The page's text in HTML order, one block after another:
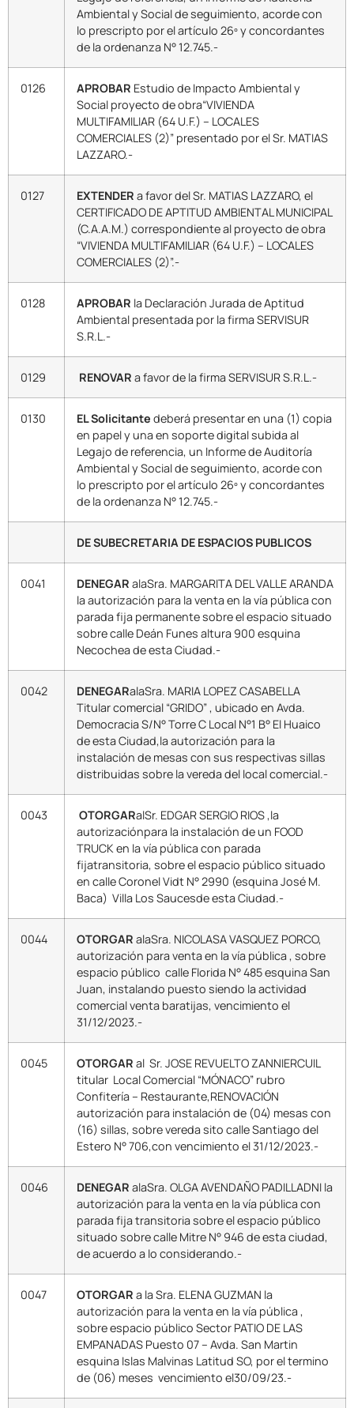
Ambiental y Social de seguimiento, acorde con
lo prescripto por el artículo 26º y concordantes
de la ordenanza N° 12.745.-
0126 APROBAR Estudio de Impacto Ambiental y
Social proyecto de obra“VIVIENDA
MULTIFAMILIAR (64 U.F.) – LOCALES
COMERCIALES (2)” presentado por el Sr. MATIAS
LAZZARO.-
0127 EXTENDER a favor del Sr. MATIAS LAZZARO, el
CERTIFICADO DE APTITUD AMBIENTAL MUNICIPAL
(C.A.A.M.) correspondiente al proyecto de obra
“VIVIENDA MULTIFAMILIAR (64 U.F.) – LOCALES
COMERCIALES (2)”.-
0128 APROBAR la Declaración Jurada de Aptitud
Ambiental presentada por la firma SERVISUR
S.R.L.-
0129 RENOVAR a favor de la firma SERVISUR S.R.L.-
0130 EL Solicitante deberá presentar en una (1) copia
en papel y una en soporte digital subida al
Legajo de referencia, un Informe de Auditoría
Ambiental y Social de seguimiento, acorde con
lo prescripto por el artículo 26º y concordantes
de la ordenanza N° 12.745.-
DE SUBECRETARIA DE ESPACIOS PUBLICOS
0041 DENEGAR alaSra. MARGARITA DEL VALLE ARANDA
la autorización para la venta en la vía pública con
parada fija permanente sobre el espacio situado
sobre calle Deán Funes altura 900 esquina
Necochea de esta Ciudad.-
0042 DENEGARalaSra. MARIA LOPEZ CASABELLA
Titular comercial “GRIDO” , ubicado en Avda.
Democracia S/N° Torre C Local N°1 B° El Huaico
de esta Ciudad,la autorización para la
instalación de mesas con sus respectivas sillas
distribuidas sobre la vereda del local comercial.-
0043 OTORGARalSr. EDGAR SERGIO RIOS ,la
autorizaciónpara la instalación de un FOOD
TRUCK en la vía pública con parada
fijatransitoria, sobre el espacio público situado
en calle Coronel Vidt N° 2990 (esquina José M.
Baca) Villa Los Saucesde esta Ciudad.-
0044 OTORGAR alaSra. NICOLASA VASQUEZ PORCO,
autorización para venta en la vía pública , sobre
espacio público calle Florida N° 485 esquina San
Juan, instalando puesto siendo la actividad
comercial venta baratijas, vencimiento el
31/12/2023.-
0045 OTORGAR al Sr. JOSE REVUELTO ZANNIERCUIL
titular Local Comercial “MÓNACO” rubro
Confitería – Restaurante,RENOVACIÓN
autorización para instalación de (04) mesas con
(16) sillas, sobre vereda sito calle Santiago del
Estero N° 706,con vencimiento el 31/12/2023.-
0046 DENEGAR alaSra. OLGA AVENDAÑO PADILLADNI la
autorización para la venta en la vía pública con
parada fija transitoria sobre el espacio público
situado sobre calle Mitre N° 946 de esta ciudad,
de acuerdo a lo considerando.-
0047 OTORGAR a la Sra. ELENA GUZMAN la
autorización para la venta en la vía pública ,
sobre espacio público Sector PATIO DE LAS
EMPANADAS Puesto 07 – Avda. San Martin
esquina Islas Malvinas Latitud SO, por el termino
de (06) meses vencimiento el30/09/23.-